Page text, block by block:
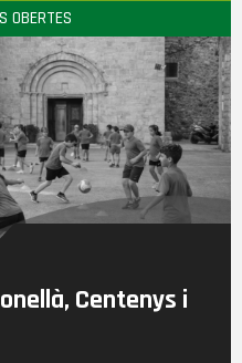
OBERTES
Centenys i